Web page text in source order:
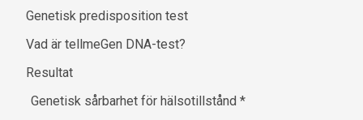
Genetisk predisposition test
Vad är tellmeGen DNA-test?
Resultat
Genetisk sårbarhet för hälsotillstånd*